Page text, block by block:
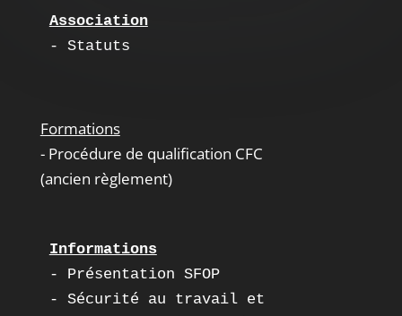
Association
- Statuts
Formations
- Procédure de qualification CFC
(ancien règlement)
Informations
- Présentation SFOP
- Sécurité au travail et